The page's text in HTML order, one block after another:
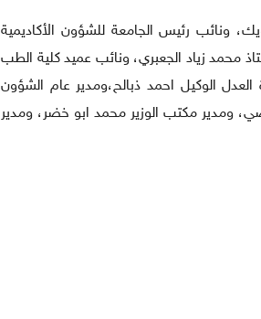
ونائب رئيس الجامعة للشؤون الأكاديمية
محمد زياد الجعبري، ونائب عميد كلية الطب
الوكيل احمد ذبالح،ومدير عام الشؤون
ومدير مكتب الوزير محمد ابو خضر، ومدير